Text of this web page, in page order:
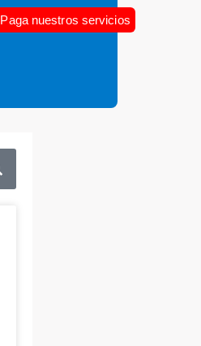
Paga nuestros servicios